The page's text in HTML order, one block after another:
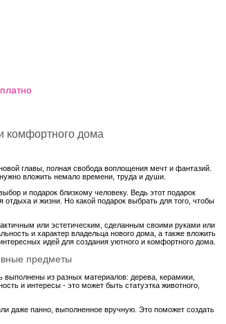
комфортного дома
главы, полная свобода воплощения мечт и фантазий.
вложить немало времени, труда и души.
и подарок близкому человеку. Ведь этот подарок
и жизни. Но какой подарок выбрать для того, чтобы
или эстетическим, сделанным своими руками или
и характер владельца нового дома, а также вложить
идей для создания уютного и комфортного дома.
предметы
из разных материалов: дерева, керамики,
и интересы - это может быть статуэтка животного,
даже панно, выполненное вручную. Это поможет создать